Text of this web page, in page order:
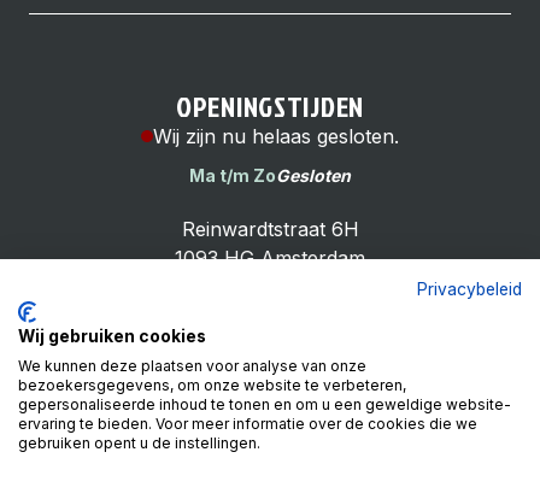
Cheap Bike Shop
4.9
Based on 99 reviews
OPENINGSTIJDEN
Wij zijn nu helaas gesloten.
Ma t/m ZoGesloten
Reinwardtstraat 6H
1093 HG Amsterdam
Privacybeleid
Wij gebruiken cookies
We kunnen deze plaatsen voor analyse van onze
bezoekersgegevens, om onze website te verbeteren,
gepersonaliseerde inhoud te tonen en om u een geweldige website-
ervaring te bieden. Voor meer informatie over de cookies die we
gebruiken opent u de instellingen.